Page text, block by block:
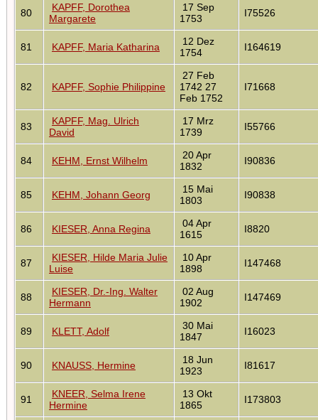
80
KAPFF, Dorothea
Margarete
17 Sep
1753
I75526
81 KAPFF, Maria Katharina
12 Dez
1754
I164619
82 KAPFF, Sophie Philippine
27 Feb
1742 27
Feb 1752
I71668
83
KAPFF, Mag. Ulrich
David
17 Mrz
1739
I55766
84 KEHM, Ernst Wilhelm
20 Apr
1832
I90836
85 KEHM, Johann Georg
15 Mai
1803
I90838
86 KIESER, Anna Regina
04 Apr
1615
I8820
87
KIESER, Hilde Maria Julie
Luise
10 Apr
1898
I147468
88
KIESER, Dr.-Ing. Walter
Hermann
02 Aug
1902
I147469
89 KLETT, Adolf
30 Mai
1847
I16023
90 KNAUSS, Hermine
18 Jun
1923
I81617
91
KNEER, Selma Irene
Hermine
13 Okt
1865
I173803